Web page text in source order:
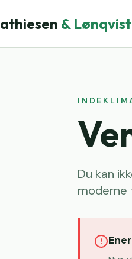
& Lønqvist
Du kan
moderne